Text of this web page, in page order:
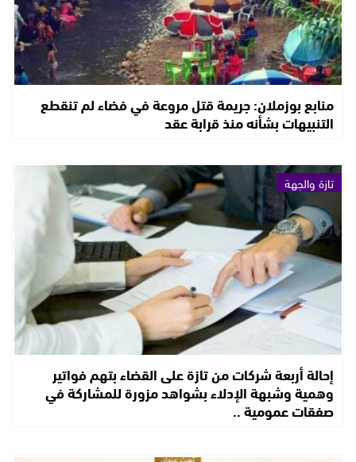
منابع بوزملان: جريمة قتل مروعة في فضاء لم تنقطع
التنبيهات بشأنه منذ قرابة عقد
تازة والجهة
إحالة أربعة شركات من تازة على القضاء بتهم فواتير
وهمية وشبهة الإدلاء بشواهد مزورة للمشاركة في
صفقات عمومية ..